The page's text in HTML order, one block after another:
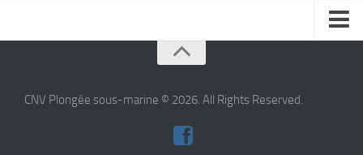
CNV Plongée sous-marine © 2026. All Rights Reserved.